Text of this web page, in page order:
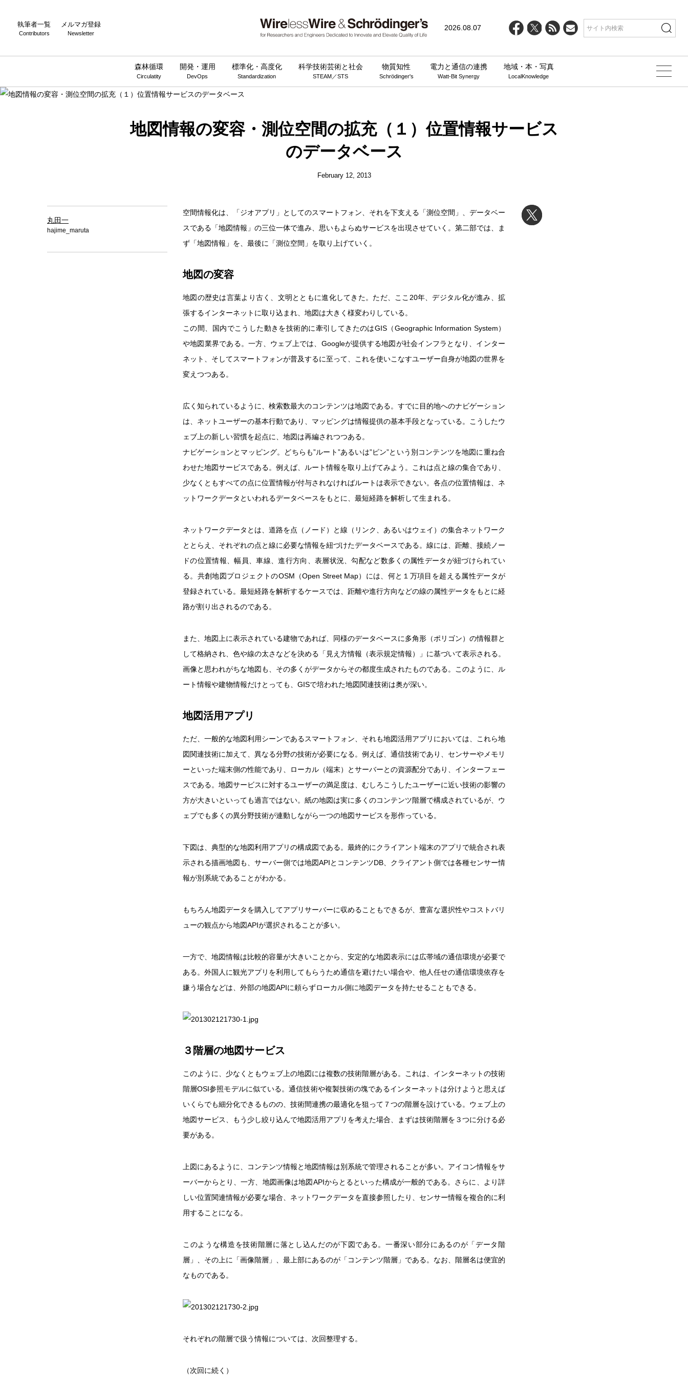
執筆者一覧
Contributors
メルマガ登録
Newsletter
2026.08.07
森林循環
Circulatity
開発・運用
DevOps
標準化・高度化
Standardization
科学技術芸術と社会
STEAM／STS
物質知性
Schrödinger's
電力と通信の連携
Watt-Bit Synergy
地域・本・写真
LocalKnowledge
地図情報の変容・測位空間の拡充（１）位置情報サービス
のデータベース
February 12, 2013
丸田一
hajime_maruta
空間情報化は、「ジオアプリ」としてのスマートフォン、それを下支える「測位空間」、データベー
スである「地図情報」の三位一体で進み、思いもよらぬサービスを出現させていく。第二部では、ま
ず「地図情報」を、最後に「測位空間」を取り上げていく。
地図の変容
地図の歴史は言葉より古く、文明とともに進化してきた。ただ、ここ20年、デジタル化が進み、拡
張するインターネットに取り込まれ、地図は大きく様変わりしている。
この間、国内でこうした動きを技術的に牽引してきたのはGIS（Geographic Information System）
や地図業界である。一方、ウェブ上では、Googleが提供する地図が社会インフラとなり、インター
ネット、そしてスマートフォンが普及するに至って、これを使いこなすユーザー自身が地図の世界を
変えつつある。
広く知られているように、検索数最大のコンテンツは地図である。すでに目的地へのナビゲーション
は、ネットユーザーの基本行動であり、マッピングは情報提供の基本手段となっている。こうしたウ
ェブ上の新しい習慣を起点に、地図は再編されつつある。
ナビゲーションとマッピング。どちらも”ルート”あるいは”ピン”という別コンテンツを地図に重ね合
わせた地図サービスである。例えば、ルート情報を取り上げてみよう。これは点と線の集合であり、
少なくともすべての点に位置情報が付与されなければルートは表示できない。各点の位置情報は、ネ
ットワークデータといわれるデータベースをもとに、最短経路を解析して生まれる。
ネットワークデータとは、道路を点（ノード）と線（リンク、あるいはウェイ）の集合ネットワーク
ととらえ、それぞれの点と線に必要な情報を紐づけたデータベースである。線には、距離、接続ノー
ドの位置情報、幅員、車線、進行方向、表層状況、勾配など数多くの属性データが紐づけられてい
る。共創地図プロジェクトのOSM（Open Street Map）には、何と１万項目を超える属性データが
登録されている。最短経路を解析するケースでは、距離や進行方向などの線の属性データをもとに経
路が割り出されるのである。
また、地図上に表示されている建物であれば、同様のデータベースに多角形（ポリゴン）の情報群と
して格納され、色や線の太さなどを決める「見え方情報（表示規定情報）」に基づいて表示される。
画像と思われがちな地図も、その多くがデータからその都度生成されたものである。このように、ル
ート情報や建物情報だけとっても、GISで培われた地図関連技術は奥が深い。
地図活用アプリ
ただ、一般的な地図利用シーンであるスマートフォン、それも地図活用アプリにおいては、これら地
図関連技術に加えて、異なる分野の技術が必要になる。例えば、通信技術であり、センサーやメモリ
ーといった端末側の性能であり、ローカル（端末）とサーバーとの資源配分であり、インターフェー
スである。地図サービスに対するユーザーの満足度は、むしろこうしたユーザーに近い技術の影響の
方が大きいといっても過言ではない。紙の地図は実に多くのコンテンツ階層で構成されているが、ウ
ェブでも多くの異分野技術が連動しながら一つの地図サービスを形作っている。
下図は、典型的な地図利用アプリの構成図である。最終的にクライアント端末のアプリで統合され表
示される描画地図も、サーバー側では地図APIとコンテンツDB、クライアント側では各種センサー情
報が別系統であることがわかる。
もちろん地図データを購入してアプリサーバーに収めることもできるが、豊富な選択性やコストバリ
ューの観点から地図APIが選択されることが多い。
一方で、地図情報は比較的容量が大きいことから、安定的な地図表示には広帯域の通信環境が必要で
ある。外国人に観光アプリを利用してもらうため通信を避けたい場合や、他人任せの通信環境依存を
嫌う場合などは、外部の地図APIに頼らずローカル側に地図データを持たせることもできる。
３階層の地図サービス
このように、少なくともウェブ上の地図には複数の技術階層がある。これは、インターネットの技術
階層OSI参照モデルに似ている。通信技術や複製技術の塊であるインターネットは分けようと思えば
いくらでも細分化できるものの、技術間連携の最適化を狙って７つの階層を設けている。ウェブ上の
地図サービス、もう少し絞り込んで地図活用アプリを考えた場合、まずは技術階層を３つに分ける必
要がある。
上図にあるように、コンテンツ情報と地図情報は別系統で管理されることが多い。アイコン情報をサ
ーバーからとり、一方、地図画像は地図APIからとるといった構成が一般的である。さらに、より詳
しい位置関連情報が必要な場合、ネットワークデータを直接参照したり、センサー情報を複合的に利
用することになる。
このような構造を技術階層に落とし込んだのが下図である。一番深い部分にあるのが「データ階
層」、その上に「画像階層」、最上部にあるのが「コンテンツ階層」である。なお、階層名は便宜的
なものである。
それぞれの階層で扱う情報については、次回整理する。
（次回に続く）